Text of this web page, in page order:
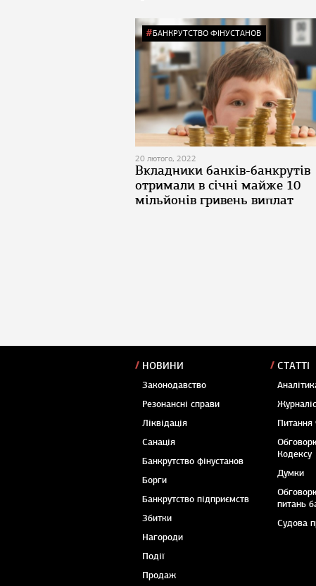
БАНКРУТСТВО ФІНУСТАНОВ
20 лютого, 2022
Вкладники банків-банкрутів
отримали в січні майже 10
мільйонів гривень виплат
НОВИНИ
Законодавство
Резонансні справи
Ліквідація
Санація
Банкрутство фінустанов
Борги
Банкрутство підприємств
Збитки
Нагороди
Події
Продаж
СТАТТІ
Питання
Кодексу
Думки
питань
Судова